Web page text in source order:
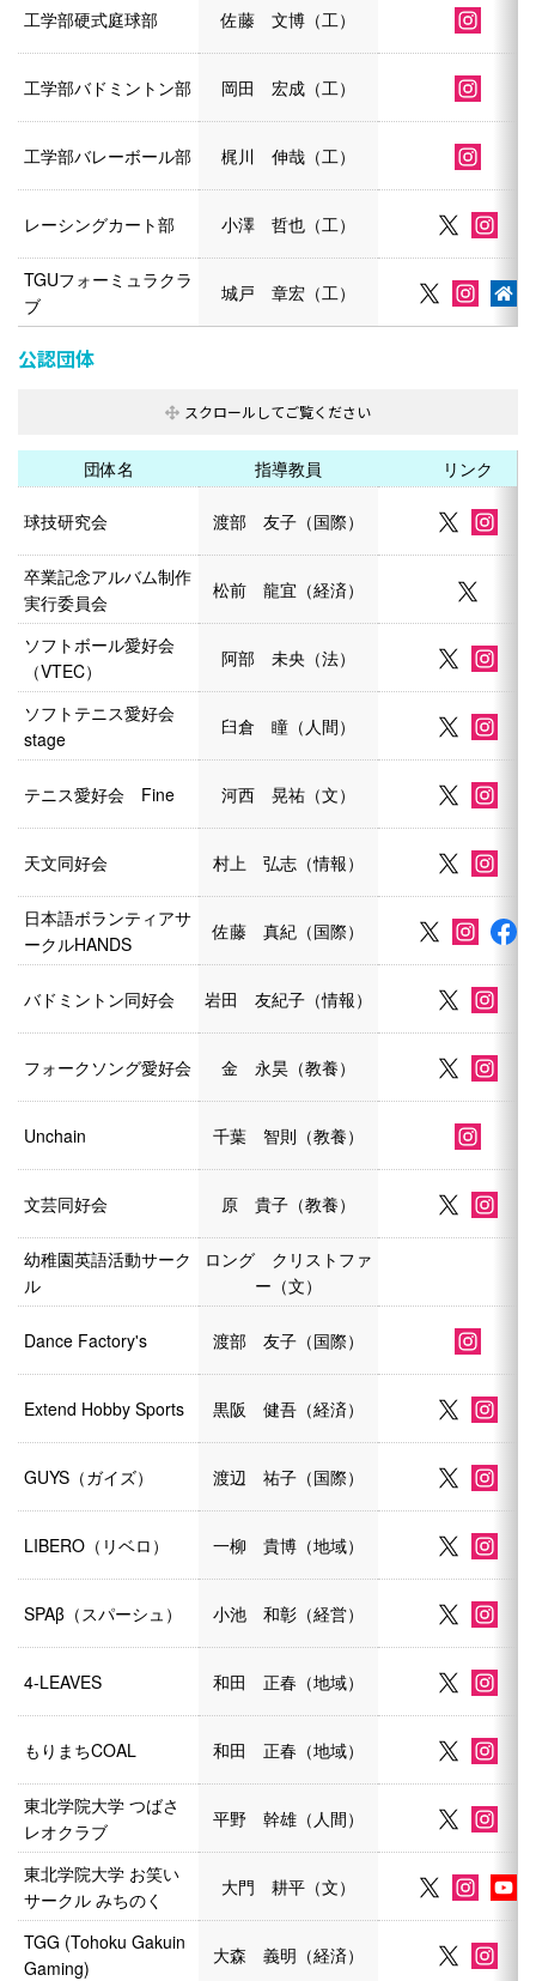
工学部硬式庭球部 佐藤 文博（工）
工学部バドミントン部 岡田 宏成（工）
工学部バレーボール部 梶川 伸哉（工）
レーシングカート部 小澤 哲也（工）
TGUフォーミュラクラ
ブ
城戸 章宏（工）
公認団体
団体名 指導教員 リンク
球技研究会 渡部 友子（国際）
卒業記念アルバム制作
実行委員会
松前 龍宜（経済）
ソフトボール愛好会
（VTEC）
阿部 未央（法）
ソフトテニス愛好会
stage
臼倉 瞳（人間）
テニス愛好会 Fine 河西 晃祐（文）
天文同好会 村上 弘志（情報）
日本語ボランティアサ
ークルHANDS
佐藤 真紀（国際）
バドミントン同好会 岩田 友紀子（情報）
フォークソング愛好会 金 永昊（教養）
Unchain 千葉 智則（教養）
文芸同好会 原 貴子（教養）
幼稚園英語活動サーク
ル
ロング クリストファ
ー（文）
Dance Factory's 渡部 友子（国際）
Extend Hobby Sports 黒阪 健吾（経済）
GUYS（ガイズ） 渡辺 祐子（国際）
LIBERO（リベロ） 一柳 貴博（地域）
SPAβ（スパーシュ） 小池 和彰（経営）
4-LEAVES 和田 正春（地域）
もりまちCOAL 和田 正春（地域）
東北学院大学 つばさ
レオクラブ
平野 幹雄（人間）
東北学院大学 お笑い
サークル みちのく
大門 耕平（文）
TGG (Tohoku Gakuin
Gaming)
大森 義明（経済）